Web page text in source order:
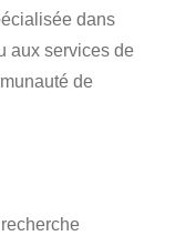
dans
aux services de
de